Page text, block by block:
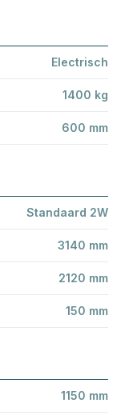
Electrisch
1400 kg
600 mm
Standaard 2W
3140 mm
2120 mm
150 mm
1150 mm